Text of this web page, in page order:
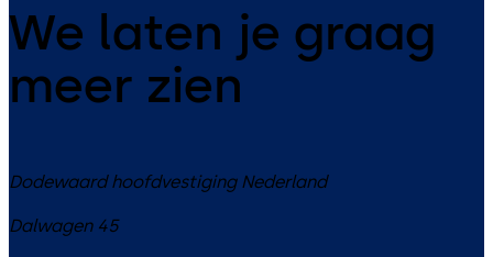
We laten je graag
meer zien
Dodewaard hoofdvestiging Nederland
Dalwagen 45